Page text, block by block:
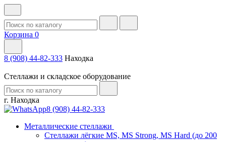
Корзина 0
8 (908) 44-82-333 Находка
Стеллажи и складское оборудование
г. Находка
8 (908) 44-82-333
Металлические стеллажи
Стеллажи лёгкие MS, MS Strong, MS Hard (до 200